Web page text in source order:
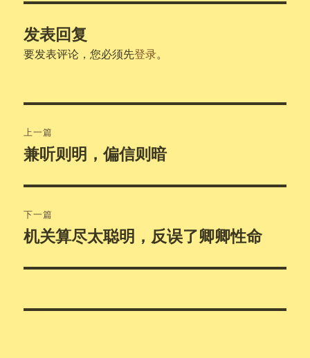
发表回复
要发表评论，您必须先登录。
章
航
上一篇
上
文
章：
兼听则明，偏信则暗
下一篇
下
文
机关算尽太聪明，反误了卿卿性命